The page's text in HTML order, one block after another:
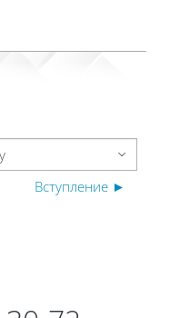
Вступление ►